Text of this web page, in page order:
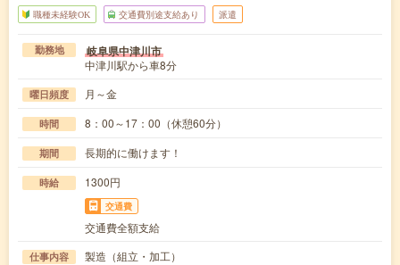
職種未経験OK 交通費別途支給あり 派遣
勤務地 岐阜県中津川市
中津川駅から車8分
曜日頻度 月～金
時間 8：00～17：00（休憩60分）
期間 長期的に働けます！
時給 1300円
交通費
交通費全額支給
仕事内容
製造（組立・加工）